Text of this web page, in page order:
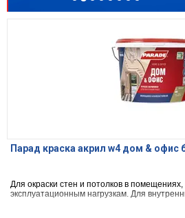
Парад краска акрил w4 дом & офис
Для окраски стен и потолков в
эксплуатационным нагрузкам. Для